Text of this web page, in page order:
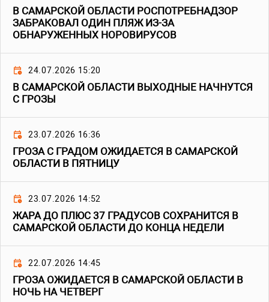
В САМАРСКОЙ ОБЛАСТИ РОСПОТРЕБНАДЗОР
ЗАБРАКОВАЛ ОДИН ПЛЯЖ ИЗ-ЗА
ОБНАРУЖЕННЫХ НОРОВИРУСОВ
24.07.2026 15:20
В САМАРСКОЙ ОБЛАСТИ ВЫХОДНЫЕ НАЧНУТСЯ
С ГРОЗЫ
23.07.2026 16:36
ГРОЗА С ГРАДОМ ОЖИДАЕТСЯ В САМАРСКОЙ
ОБЛАСТИ В ПЯТНИЦУ
23.07.2026 14:52
ЖАРА ДО ПЛЮС 37 ГРАДУСОВ СОХРАНИТСЯ В
САМАРСКОЙ ОБЛАСТИ ДО КОНЦА НЕДЕЛИ
22.07.2026 14:45
ГРОЗА ОЖИДАЕТСЯ В САМАРСКОЙ ОБЛАСТИ В
НОЧЬ НА ЧЕТВЕРГ